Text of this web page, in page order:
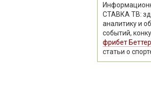
СТАВКА ТВ:
аналитику и
событий,
фрибет
статьи о